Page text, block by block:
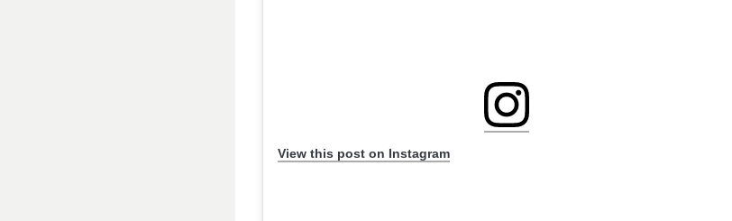
View this post on Instagram